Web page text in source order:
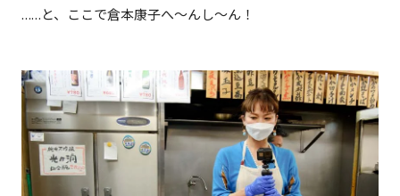
……と、ここで倉本康子へ〜んし〜ん！